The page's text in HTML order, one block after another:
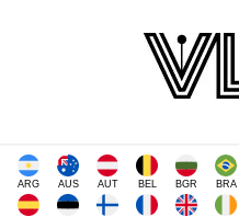
ARG AUS AUT BEL BGR BRA